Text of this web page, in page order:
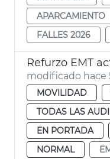
APARCAMIENTO
FALLES 2026
Refurzo EMT
modificado hace
MOVILIDAD
TODAS LAS
EN PORTADA
NORMAL